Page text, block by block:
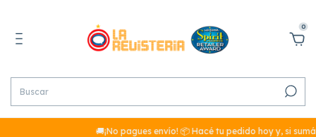
0
🚚¡No pagues envío! 📦 Hacé tu pedido hoy y, si sumás más